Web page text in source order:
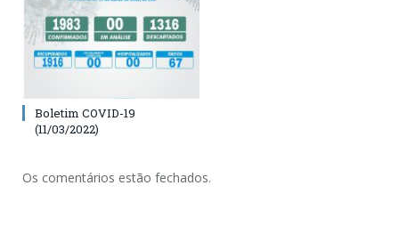
Boletim COVID-19
(11/03/2022)
Os comentários estão fechados.